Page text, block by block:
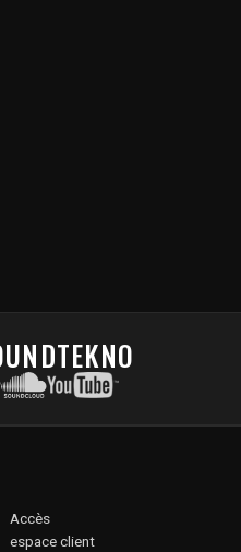
Accès
espace client